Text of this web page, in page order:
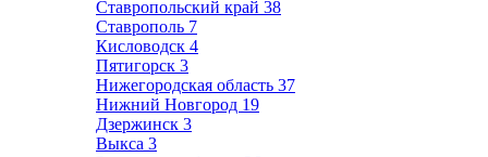
Ставропольский край 38
Ставрополь 7
Кисловодск 4
Пятигорск 3
Нижегородская область 37
Нижний Новгород 19
Дзержинск 3
Выкса 3